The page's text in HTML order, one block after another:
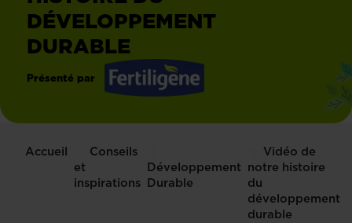
DÉVELOPPEMENT
DURABLE
Présenté par
Accueil
Conseils
et
inspirations
Développement
Durable
Vidéo de
notre histoire
du
développement
durable